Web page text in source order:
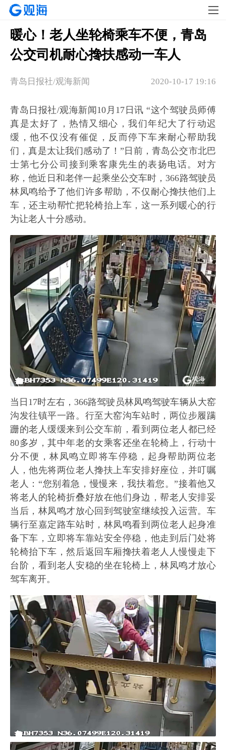
暖心！老人坐轮椅乘车不便，青岛
公交司机耐心搀扶感动一车人
2020-10-17 19:16
青岛日报社/观海新闻
青岛日报社/观海新闻10月17日讯 “这个驾驶员师傅
真是太好了，热情又细心，我们年纪大了行动迟
缓，他不仅没有催促，反而停下车来耐心帮助我
们，真是太让我们感动了！”日前，青岛公交市北巴
士第七分公司接到乘客康先生的表扬电话。对方
称，他近日和老伴一起乘坐公交车时，366路驾驶员
林凤鸣给予了他们许多帮助，不仅耐心搀扶他们上
车，还主动帮忙把轮椅抬上车，这一系列暖心的行
为让老人十分感动。
当日17时左右，366路驾驶员林凤鸣驾驶车辆从大窑
沟发往镇平一路。行至大窑沟车站时，两位步履蹒
跚的老人缓缓来到公交车前，看到两位老人都已经
80多岁，其中年老的女乘客还坐在轮椅上，行动十
分不便，林凤鸣立即将车停稳，起身帮助两位老
人，他先将两位老人搀扶上车安排好座位，并叮嘱
老人：“您别着急，慢慢来，我扶着您。”接着他又
将老人的轮椅折叠好放在他们身边，帮老人安排妥
当后，林凤鸣才放心回到驾驶室继续投入运营。车
辆行至嘉定路车站时，林凤鸣看到两位老人起身准
备下车，立即将车靠站安全停稳，他走到后门处将
轮椅抬下车，然后返回车厢搀扶着老人人慢慢走下
台阶，看到老人安稳的坐在轮椅上，林凤鸣才放心
驾车离开。